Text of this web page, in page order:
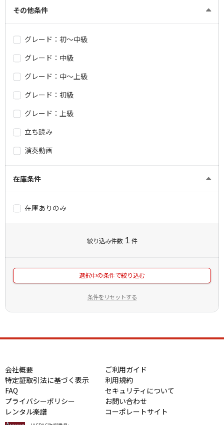
その他条件
グレード：初～中級
グレード：中級
グレード：中～上級
グレード：初級
グレード：上級
立ち読み
演奏動画
在庫条件
在庫ありのみ
絞り込み件数 1 件
選択中の条件で絞り込む
条件をリセットする
会社概要
ご利用ガイド
特定証取引法に基づく表示
利用規約
FAQ
セキュリティについて
プライバシーポリシー
お問い合わせ
レンタル楽譜
コーポレートサイト